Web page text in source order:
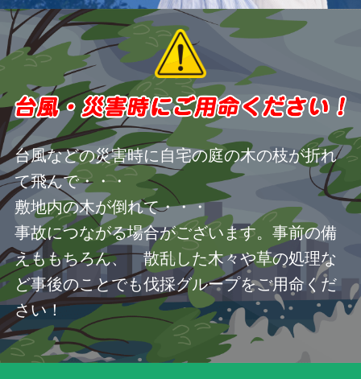
台風などの災害時に自宅の庭の木の枝が折れ
て飛んで・・・
敷地内の木が倒れて・・・
事故につながる場合がございます。事前の備
えももちろん、 散乱した木々や草の処理な
ど事後のことでも伐採グループをご用命くだ
さい！